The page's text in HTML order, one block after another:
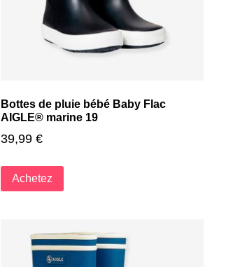
Bottes de pluie bébé Baby Flac
AIGLE® marine 19
39,99 €
Achetez